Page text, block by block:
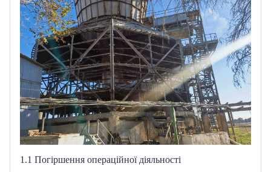
1.1 Погіршення операційної діяльності